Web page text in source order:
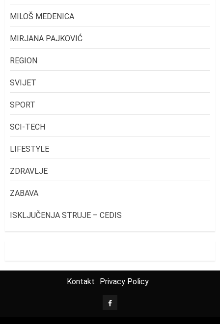
MILOŠ MEDENICA
MIRJANA PAJKOVIĆ
REGION
SVIJET
SPORT
SCI-TECH
LIFESTYLE
ZDRAVLJE
ZABAVA
ISKLJUČENJA STRUJE – CEDIS
Kontakt Privacy Policy
FB